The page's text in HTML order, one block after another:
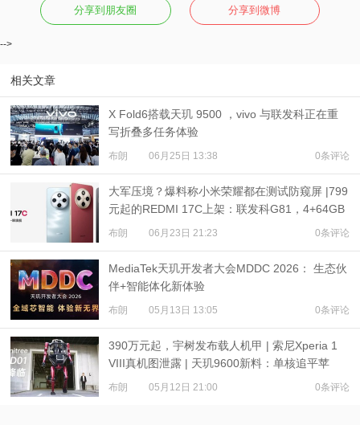
分享到朋友圈 分享到微博
-->
相关文章
X Fold6搭载天玑 9500 ，vivo 与联发科正在重
写折叠多任务体验
布朗 06月25日 13:38 0条评论
大军压境？爆料称小米荣耀都在测试防窥屏 |799
元起的REDMI 17C上架：联发科G81，4+64GB
布朗 06月23日 21:23 0条评论
MediaTek天玑开发者大会MDDC 2026： 生态伙
伴+智能体化新体验
布朗 05月13日 13:05 0条评论
390万元起，宇树发布载人机甲 | 索尼Xperia 1
VIII真机图泄露 | 天玑9600新料：单核追平苹
果？
布朗 05月12日 21:00 0条评论